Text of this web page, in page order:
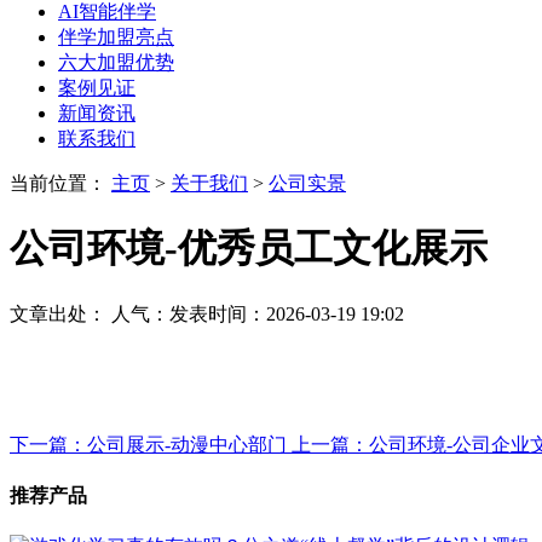
AI智能伴学
伴学加盟亮点
六大加盟优势
案例见证
新闻资讯
联系我们
当前位置： 主页 > 关于我们 > 公司实景
公司环境-优秀员工文化展示
文章出处： 人气： 发表时间：2026-03-19 19:02
下一篇：公司展示-动漫中心部门 上一篇：公司环境-公司企业
推荐产品